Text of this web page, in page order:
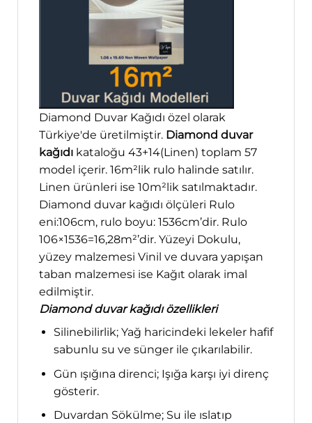
Diamond Duvar Kağıdı özel olarak
Türkiye'de üretilmiştir. Diamond duvar
kağıdı kataloğu 43+14(Linen) toplam 57
model içerir. 16m²lik rulo halinde satılır.
Linen ürünleri ise 10m²lik satılmaktadır.
Diamond duvar kağıdı ölçüleri Rulo
eni:106cm, rulo boyu: 1536cm’dir. Rulo
106×1536=16,28m²’dir. Yüzeyi Dokulu,
yüzey malzemesi Vinil ve duvara yapışan
taban malzemesi ise Kağıt olarak imal
edilmiştir.
Diamond duvar kağıdı özellikleri
Silinebilirlik; Yağ haricindeki lekeler hafif
sabunlu su ve sünger ile çıkarılabilir.
Gün ışığına direnci; Işığa karşı iyi direnç
gösterir.
Duvardan Sökülme; Su ile ıslatıp